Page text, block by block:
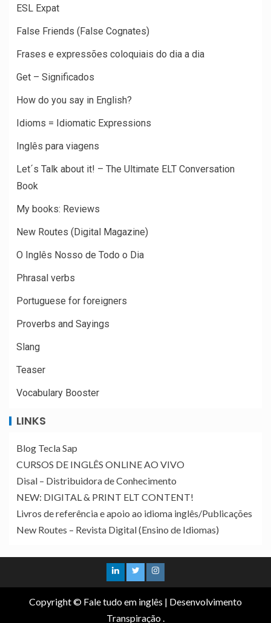
ESL Expat
False Friends (False Cognates)
Frases e expressões coloquiais do dia a dia
Get – Significados
How do you say in English?
Idioms = Idiomatic Expressions
Inglês para viagens
Let´s Talk about it! – The Ultimate ELT Conversation
Book
My books: Reviews
New Routes (Digital Magazine)
O Inglês Nosso de Todo o Dia
Phrasal verbs
Portuguese for foreigners
Proverbs and Sayings
Slang
Teaser
Vocabulary Booster
LINKS
Blog Tecla Sap
CURSOS DE INGLÊS ONLINE AO VIVO
Disal – Distribuidora de Conhecimento
NEW: DIGITAL & PRINT ELT CONTENT!
Livros de referência e apoio ao idioma inglês/Publicações
New Routes – Revista Digital (Ensino de Idiomas)
Copyright © Fale tudo em inglês | Desenvolvimento
Transpiração.